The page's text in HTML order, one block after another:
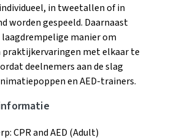
in tweetallen of in
worden gespeeld. Daarnaast
manier om
met elkaar te
deelnemers aan de slag
en AED-trainers.
CPR and AED (Adult)